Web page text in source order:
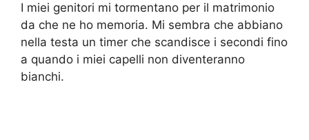
I miei genitori mi tormentano per il matrimonio
da che ne ho memoria. Mi sembra che abbiano
nella testa un timer che scandisce i secondi fino
a quando i miei capelli non diventeranno
bianchi.